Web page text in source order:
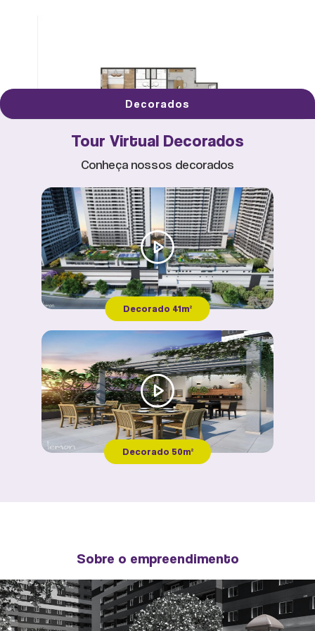
CHURRASQUEIRA
CHUTE A GOL
PLANTA TIPO 01 - AMPLIADA -R02_60M²
PLANTA TIPO 11 - R04- 50,53M²
PLANTA TIPO 09 -R04 - 49,16M²
Decorados
Tour Virtual Decorados
Conheça nossos decorados
Decorado 41m²
Decorado 50m²
Sobre o empreendimento